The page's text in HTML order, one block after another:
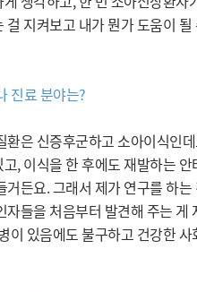
걸 지켜보고 내가 뭔가 도움이
진료 분야는?
환은 신증후군하고 소아이식인
, 이식을 한 후에도 재발하는
거든요. 그래서 제가 연구를 하
자들을 처음부터 발견해 주는
이 있음에도 불구하고 건강한